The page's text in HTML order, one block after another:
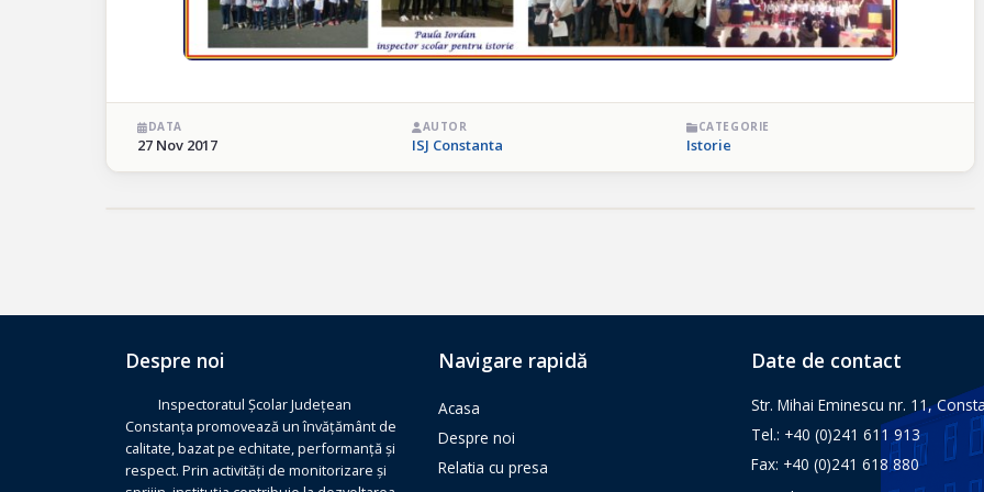
DATA
27 Nov 2017
AUTOR
ISJ Constanta
CATEGORIE
Istorie
Despre noi
Inspectoratul Școlar Județean
Constanța promovează un învățământ de
calitate, bazat pe echitate, performanță și
respect. Prin activități de monitorizare și
Navigare rapidă
Acasa
Despre noi
Relatia cu presa
Date de contact
Str. Mihai Eminescu nr. 11,
Tel.: +40 (0)241 611 913
Fax: +40 (0)241 618 880